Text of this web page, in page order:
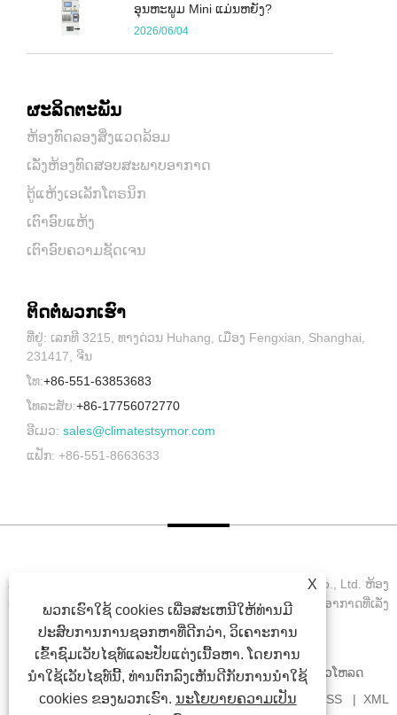
ອຸນຫະພູມ Mini ແມ່ນຫຍັງ?
2026/06/04
ຜະລິດຕະພັນ
ຫ້ອງທົດລອງສິ່ງແວດລ້ອມ
ເລັ່ງຫ້ອງທົດສອບສະພາບອາກາດ
ຕູ້ແຫ້ງເອເລັກໂຕຣນິກ
ເຕົາອົບແຫ້ງ
ເຕົາອົບຄວາມຊັດເຈນ
ຕິດ​ຕໍ່​ພວກ​ເຮົາ
ທີ່ຢູ່: ເລກທີ 3215, ທາງດ່ວນ Huhang, ເມືອງ Fengxian, Shanghai,
231417, ຈີນ
ໂທ:+86-551-63853683
ໂທລະສັບ:+86-17756072770
ອີເມວ: sales@climatestsymor.com
ແຟັກ: +86-551-8663633
ສະຫງວນລິຂະສິດ © 2022 Symor Instrument Equipment Co., Ltd. ຫ້ອງ
ທົດລອງສິ່ງແວດລ້ອມ, ຕູ້ອົບເອເລັກໂທຣນິກ, ຫ້ອງທົດສອບສະພາບອາກາດທີ່ເລັ່ງ
ດ່ວນ ສະຫງວນລິຂະສິດທັງໝົດ.
ບ້ານ ກ່ຽວ​ກັບ​ພວກ​ເຮົາ ຜະລິດຕະພັນ ຂ່າວ
ດາວໂຫລດ
ສົ່ງສອບຖາມ
ຕິດ​ຕໍ່​ພວກ​ເຮົາ ລິ້ງຄ໌ SITEMAP RSS XML
X
ພວກເຮົາໃຊ້ cookies ເພື່ອສະເຫນີໃຫ້ທ່ານມີ
ປະສົບການການຊອກຫາທີ່ດີກວ່າ, ວິເຄາະການ
ເຂົ້າຊົມເວັບໄຊທ໌ແລະປັບແຕ່ງເນື້ອຫາ. ໂດຍການ
ນໍາໃຊ້ເວັບໄຊທ໌ນີ້, ທ່ານຕົກລົງເຫັນດີກັບການນໍາໃຊ້
cookies ຂອງພວກເຮົາ. ນະໂຍບາຍຄວາມເປັນ